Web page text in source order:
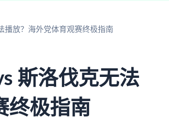
播放？海外党体育观赛终极指南
斯洛伐克无法
终极指南